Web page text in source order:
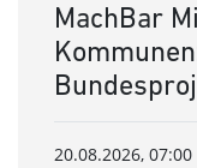
MachBar
20.08.2026,